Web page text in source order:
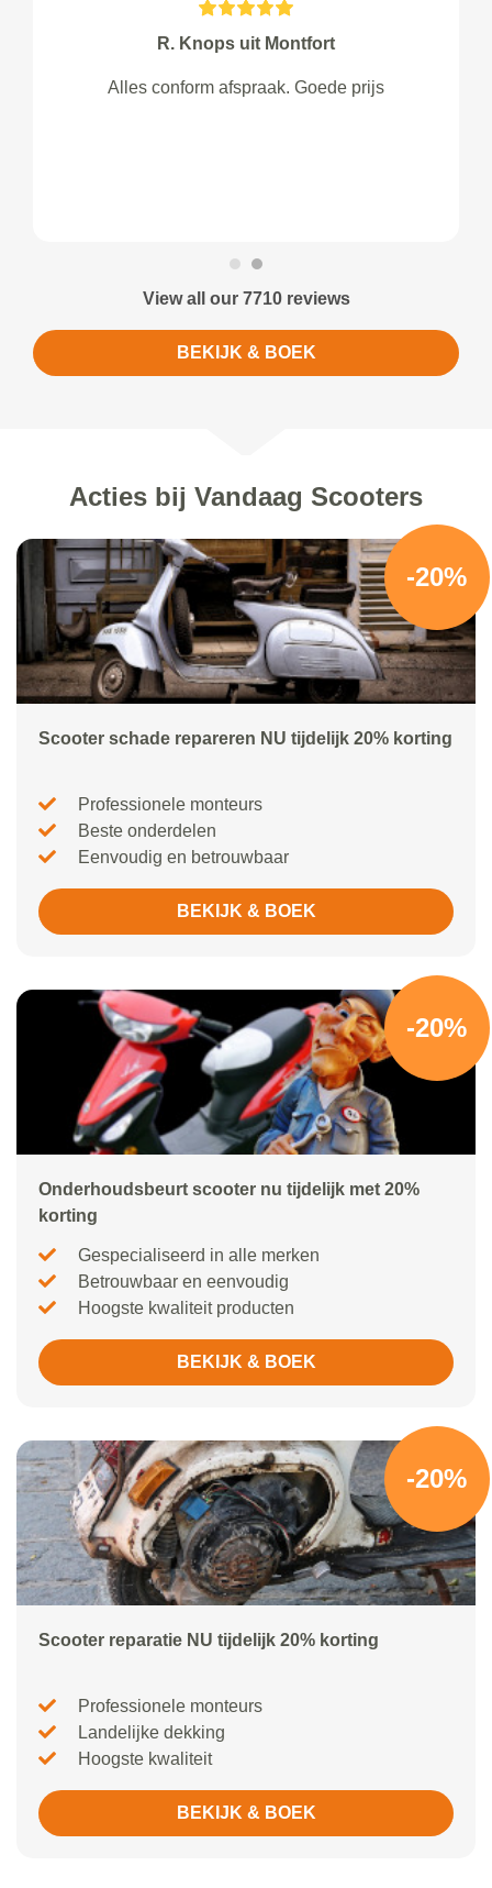
R. Knops uit Montfort
Alles conform afspraak. Goede prijs
View all our 7710 reviews
BEKIJK & BOEK
Acties bij Vandaag Scooters
-20%
Scooter schade repareren NU tijdelijk 20% korting
Professionele monteurs
Beste onderdelen
Eenvoudig en betrouwbaar
BEKIJK & BOEK
-20%
Onderhoudsbeurt scooter nu tijdelijk met 20%
korting
Gespecialiseerd in alle merken
Betrouwbaar en eenvoudig
Hoogste kwaliteit producten
BEKIJK & BOEK
-20%
Scooter reparatie NU tijdelijk 20% korting
Professionele monteurs
Landelijke dekking
Hoogste kwaliteit
BEKIJK & BOEK